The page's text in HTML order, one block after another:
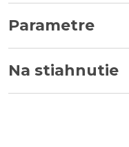
Parametre
Na stiahnutie